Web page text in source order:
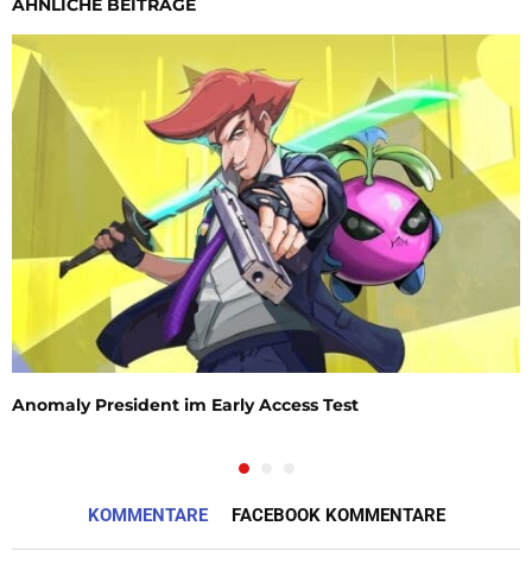
ÄHNLICHE BEITRÄGE
Anomaly President im Early Access Test
KOMMENTARE FACEBOOK KOMMENTARE